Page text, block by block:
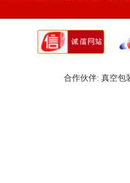
合作伙伴: 真空包